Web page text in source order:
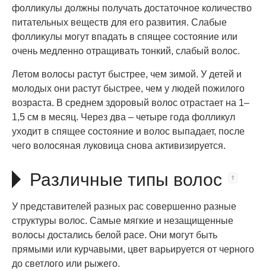
фолликулы должны получать достаточное количество
питательных веществ для его развития. Слабые
фолликулы могут впадать в спящее состояние или
очень медленно отращивать тонкий, слабый волос.
Летом волосы растут быстрее, чем зимой. У детей и
молодых они растут быстрее, чем у людей пожилого
возраста. В среднем здоровый волос отрастает на 1–
1,5 см в месяц. Через два – четыре года фолликул
уходит в спящее состояние и волос выпадает, после
чего волосяная луковица снова активизируется.
Различные типы волос
У представителей разных рас совершенно разные
структуры волос. Самые мягкие и незащищенные
волосы достались белой расе. Они могут быть
прямыми или курчавыми, цвет варьируется от черного
до светлого или рыжего.